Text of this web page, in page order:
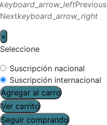
keyboard_arrow_leftPrevious
Nextkeyboard_arrow_right
×
Seleccione
Suscripción nacional
Suscripción internacional
Agregar al carro
Ver carrito
Seguir comprando